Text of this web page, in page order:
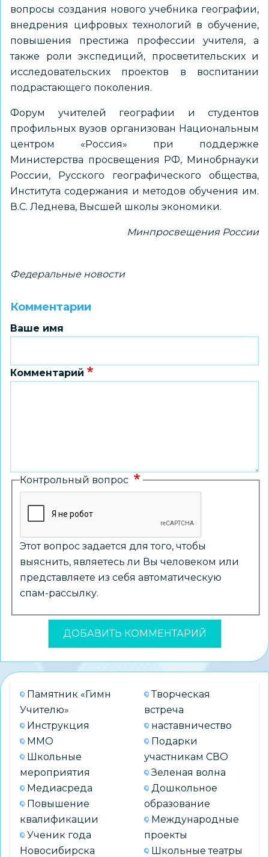
вопросы создания нового учебника географии,
внедрения цифровых технологий в обучение,
повышения престижа профессии учителя, а
также роли экспедиций, просветительских и
исследовательских проектов в воспитании
подрастающего поколения.
Форум учителей географии и студентов
профильных вузов организован Национальным
центром «Россия» при поддержке
Министерства просвещения РФ, Минобрнауки
России, Русского географического общества,
Института содержания и методов обучения им.
В.С. Леднева, Высшей школы экономики.
Минпросвещения России
Федеральные новости
Комментарии
Ваше имя
Комментарий
Контрольный вопрос
Этот вопрос задается для того, чтобы
выяснить, являетесь ли Вы человеком или
представляете из себя автоматическую
спам-рассылку.
Памятник «Гимн
Учителю»
Инструкция
ММО
Школьные
мероприятия
Медиасреда
Повышение
квалификации
Ученик года
Новосибирска
Творческая
встреча
наставничество
Подарки
участникам СВО
Зеленая волна
Дошкольное
образование
Международные
проекты
Школьные театры